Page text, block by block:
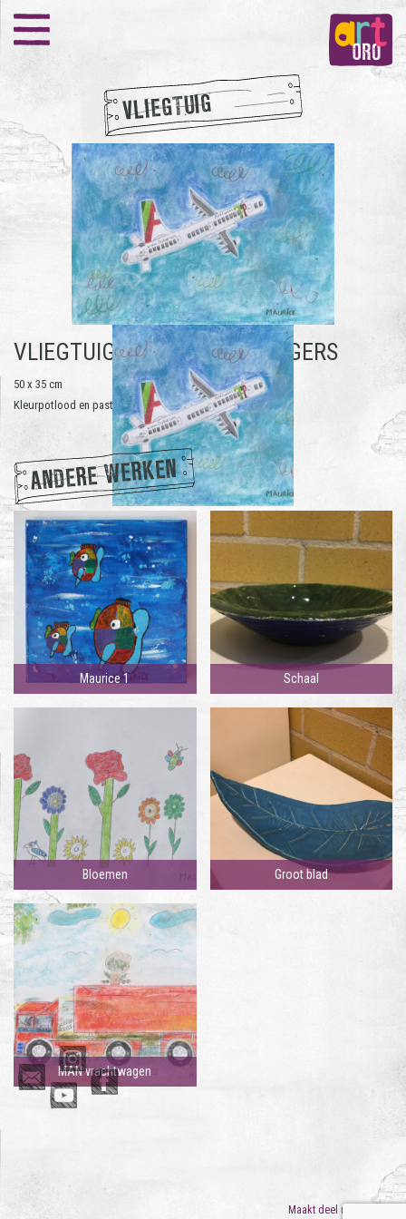
VLIEGTUIG
VLIEGTUIG -MAURICE HEIJLIGERS
50 x 35 cm
Kleurpotlood en pastelkrijt op papier | 2022
ANDERE WERKEN
Maurice 1 Schaal
Bloemen Groot blad
MAN vrachtwagen
Maakt deel uit van